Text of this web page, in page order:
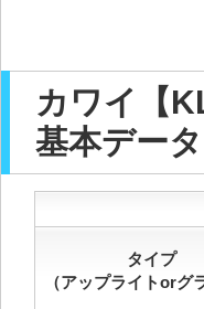
カワイ【
基本データ
タイプ
（アップライトorグ